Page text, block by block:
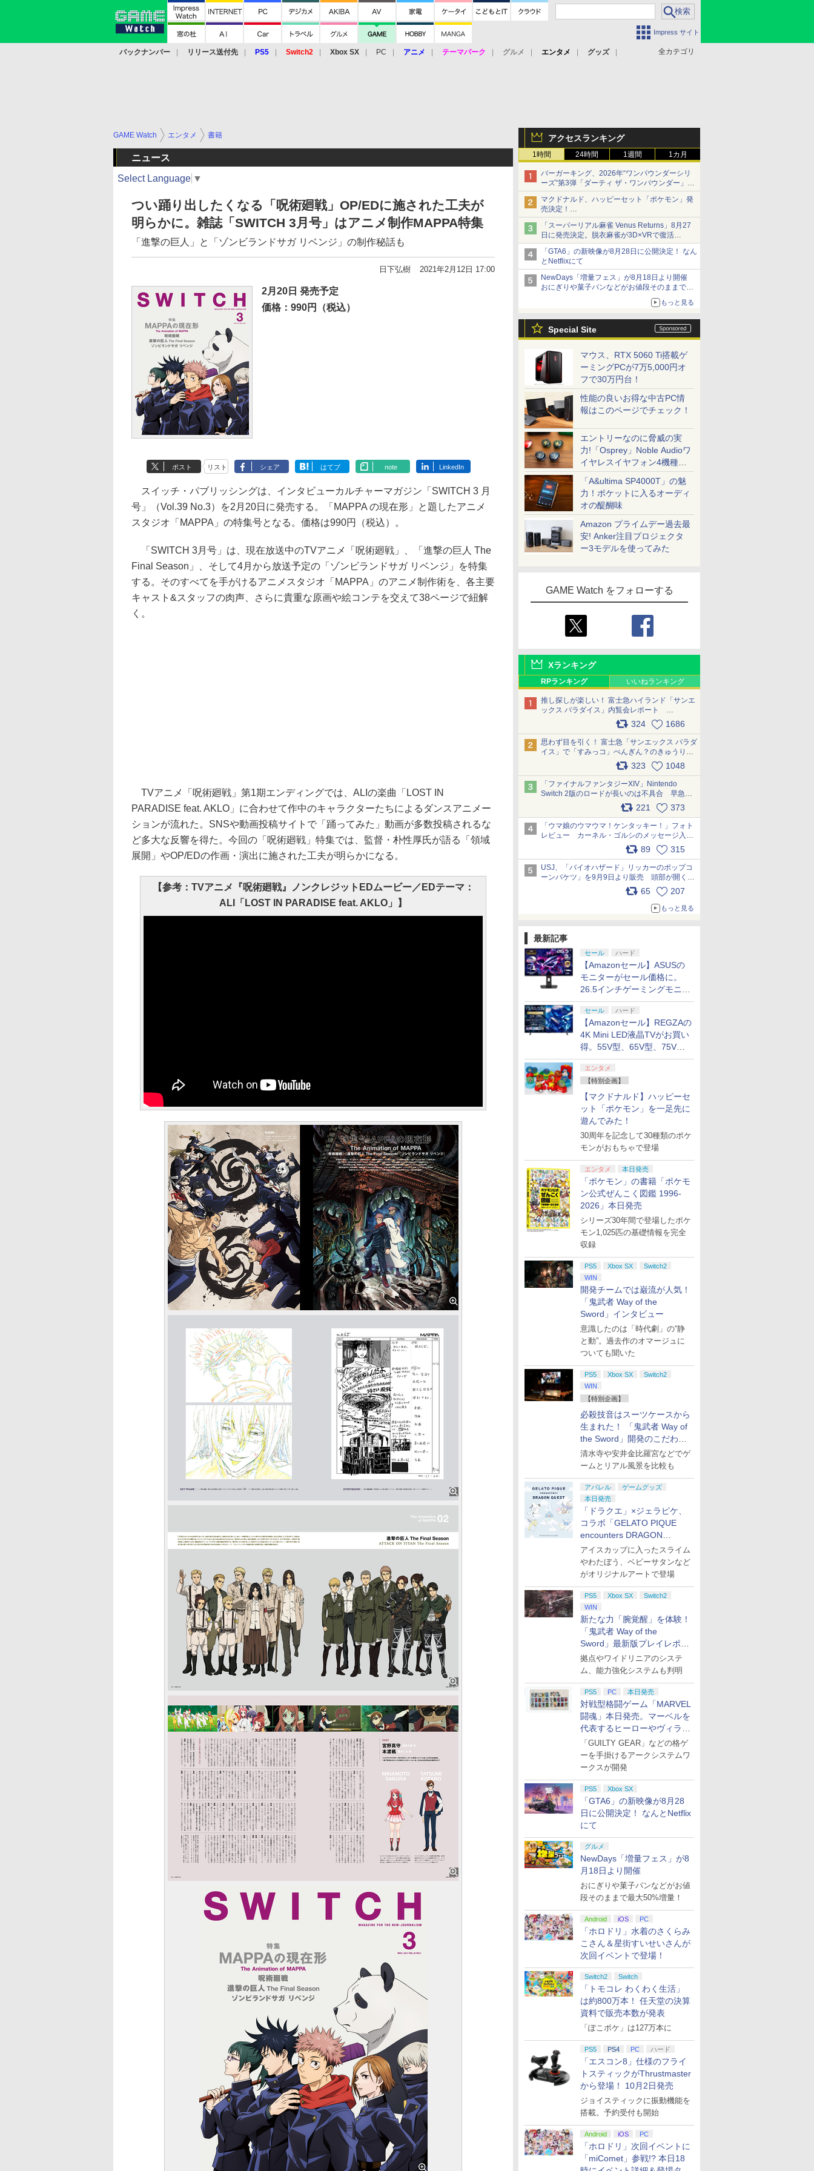
Impress サイト
全カテゴリ
バックナンバー リリース送付先 PS5 Switch2 Xbox SX PC アニメ テーマパーク グルメ エンタメ
グッズ
アクセスランキング
1時間 24時間 1週間 1カ月
バーガーキング、2026年“ワンパウンダーシリ
ーズ”第3弾「ダーティ ザ・ワンパウンダー」を
8月7日発売
「特製ガーリックマヨソース」を使用した超大
型チーズバーガー
マクドナルド、ハッピーセット「ポケモン」発
売決定！
ポケモン30周年記念で30匹が大集合
「スーパーリアル麻雀 Venus Returns」8月27
日に発売決定。脱衣麻雀が3D×VRで復活
発売から2週間は20%オフになるセールが実施
「GTA6」の新映像が8月28日に公開決定！ なん
とNetflixにて
NewDays「増量フェス」が8月18日より開催
おにぎりや菓子パンなどがお値段そのままで最
もっと見る
Special Site
マウス、RTX 5060 Ti搭載ゲ
ーミングPCが7万5,000円オ
フで30万円台！
性能の良いお得な中古PC情
報はこのページでチェック！
エントリーなのに脅威の実
力!「Osprey」Noble Audioワ
イヤレスイヤフォン4機種を
一気に聴く
「A&ultima SP4000T」の魅
力！ポケットに入るオーディ
オの醍醐味
Amazon プライムデー過去最
安! Anker注目プロジェクタ
ー3モデルを使ってみた
GAME Watch をフォローする
Xランキング
RPランキング いいねランキング
推し探しが楽しい！ 富士急ハイランド「サンエ
ックス パラダイス」内覧会レポート
324 1686
思わず目を引く！ 富士急「サンエックス パラダ
イス」で「すみっコ」ぺんぎん？のきゅうりド
ッグを食べてみた イラストそのままのメニュ
ー化に挑戦。これが意外にもおいしい
pic.x.com/Kgl04hZaeg
323 1048
「ファイナルファンタジーXIV」Nintendo
Switch 2版のロードが長いのは不具合 早急に
アップデートできるよう対応中221 373
「ウマ娘のウマウマ！ケンタッキー！」フォト
レビュー カーネル・ゴルシのメッセージ入り
パッケージや描き下ろしトレカなどが登場
89 315
USJ、「バイオハザード」リッカーのポップコ
ーンバケツ」を9月9日より販売 頭部が開く仕
組み。味は恐怖を堪のう「味噌フレーバー」
65 207
もっと見る
最新記事
セール ハード
【Amazonセール】ASUSの
モニターがセール価格に。
26.5インチゲーミングモニタ
ー「ROG Strix OLED
XG27ACDMS」限定モデルも
お買い得
セール ハード
【Amazonセール】REGZAの
4K Mini LED液晶TVがお買い
得。55V型、65V型、75V型
の2026年モデルがラインナ
ップ
エンタメ
【特別企画】
【マクドナルド】ハッピーセ
ット「ポケモン」を一足先に
遊んでみた！
30周年を記念して30種類のポケ
モンがおもちゃで登場
エンタメ 本日発売
「ポケモン」の書籍「ポケモ
ン公式ぜんこく図鑑 1996-
2026」本日発売
シリーズ30年間で登場したポケ
モン1,025匹の基礎情報を完全
収録
PS5 Xbox SX
Switch2
WIN
開発チームでは巌流が人気！
「鬼武者 Way of the
Sword」インタビュー
意識したのは「時代劇」の“静
と動”。過去作のオマージュに
ついても聞いた
PS5 Xbox SX
Switch2
WIN
【特別企画】
必殺技音はスーツケースから
生まれた！ 「鬼武者 Way of
the Sword」開発のこだわり
を目撃！
清水寺や安井金比羅宮などでゲ
ームとリアル風景を比較も
アパレル
ゲームグッズ
本日発売
「ドラクエ」×ジェラピケ、
コラボ「GELATO PIQUE
encounters DRAGON
QUEST」第2弾が本日発売
アイスカップに入ったスライム
やわたぼう、ベビーサタンなど
がオリジナルアートで登場
PS5 Xbox SX
Switch2
WIN
新たな力「腕覚醒」を体験！
「鬼武者 Way of the
Sword」最新版プレイレポー
ト
拠点やワイドリニアのシステ
ム、能力強化システムも判明
PS5 PC 本日発売
対戦型格闘ゲーム「MARVEL
闘魂」本日発売。マーベルを
代表するヒーローやヴィラン
たちが登場
「GUILTY GEAR」などの格ゲ
ーを手掛けるアークシステムワ
ークスが開発
PS5 Xbox SX
「GTA6」の新映像が8月28
日に公開決定！ なんとNetflix
にて
グルメ
NewDays「増量フェス」が8
月18日より開催
おにぎりや菓子パンなどがお値
段そのままで最大50%増量！
Android iOS PC
「ホロドリ」水着のさくらみ
こさん＆星街すいせいさんが
次回イベントで登場！
Switch2 Switch
「トモコレ わくわく生活」
は約800万本！ 任天堂の決算
資料で販売本数が発表
「ぽこポケ」は127万本に
PS5 PS4 PC ハード
「エスコン8」仕様のフライ
トスティックがThrustmaster
から登場！ 10月2日発売
ジョイスティックに振動機能を
搭載。予約受付も開始
Android iOS PC
「ホロドリ」次回イベントに
「miComet」参戦!? 本日18
GAME Watch エンタメ 書籍
ニュース
Select Language ▼
つい踊り出したくなる「呪術廻戦」OP/EDに施された工夫が
明らかに。雑誌「SWITCH 3月号」はアニメ制作MAPPA特集
「進撃の巨人」と「ゾンビランドサガ リベンジ」の制作秘話も
日下弘樹 2021年2月12日 17:00
2月20日 発売予定
価格：990円（税込）
ポスト リスト シェア はてブ note LinkedIn
スイッチ・パブリッシングは、インタビューカルチャーマガジン「SWITCH 3 月
号」（Vol.39 No.3）を2月20日に発売する。「MAPPA の現在形」と題したアニメ
スタジオ「MAPPA」の特集号となる。価格は990円（税込）。
「SWITCH 3月号」は、現在放送中のTVアニメ「呪術廻戦」、「進撃の巨人 The
Final Season」、そして4月から放送予定の「ゾンビランドサガ リベンジ」を特集
する。そのすべてを手がけるアニメスタジオ「MAPPA」のアニメ制作術を、各主要
キャスト&スタッフの肉声、さらに貴重な原画や絵コンテを交えて38ページで紐解
く。
TVアニメ「呪術廻戦」第1期エンディングでは、ALIの楽曲「LOST IN
PARADISE feat. AKLO」に合わせて作中のキャラクターたちによるダンスアニメー
ションが流れた。SNSや動画投稿サイトで「踊ってみた」動画が多数投稿されるな
ど多大な反響を得た。今回の「呪術廻戦」特集では、監督・朴性厚氏が語る「領域
展開」やOP/EDの作画・演出に施された工夫が明らかになる。
【参考：TVアニメ『呪術廻戦』ノンクレジットEDムービー／EDテーマ：
ALI「LOST IN PARADISE feat. AKLO」】